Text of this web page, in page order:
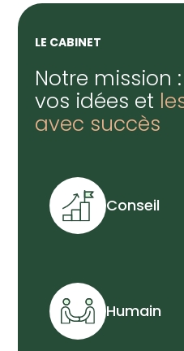
LE CABINET
Notre mission
vos idées et
avec succès
Conseil
Humain